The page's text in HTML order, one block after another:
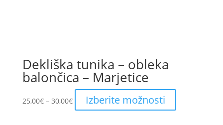
Dekliška tunika – obleka
balončica – Marjetice
25,00€ – 30,00€Price
range:
Izberite možnosti
product